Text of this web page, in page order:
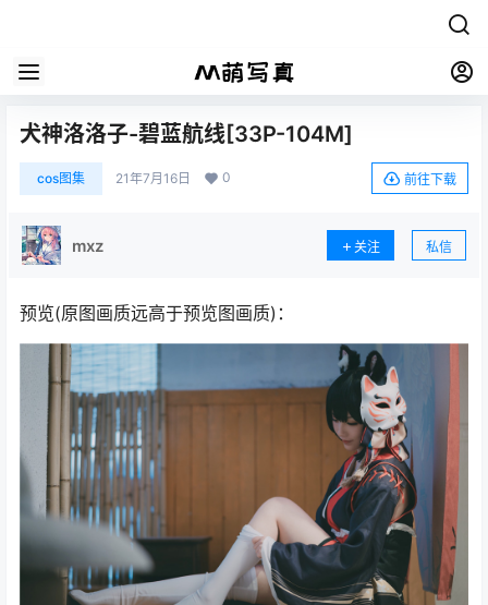
犬神洛洛子-碧蓝航线[33P-104M]
cos图集 21年7月16日 0 前往下载
mxz 关注 私信
预览(原图画质远高于预览图画质)：